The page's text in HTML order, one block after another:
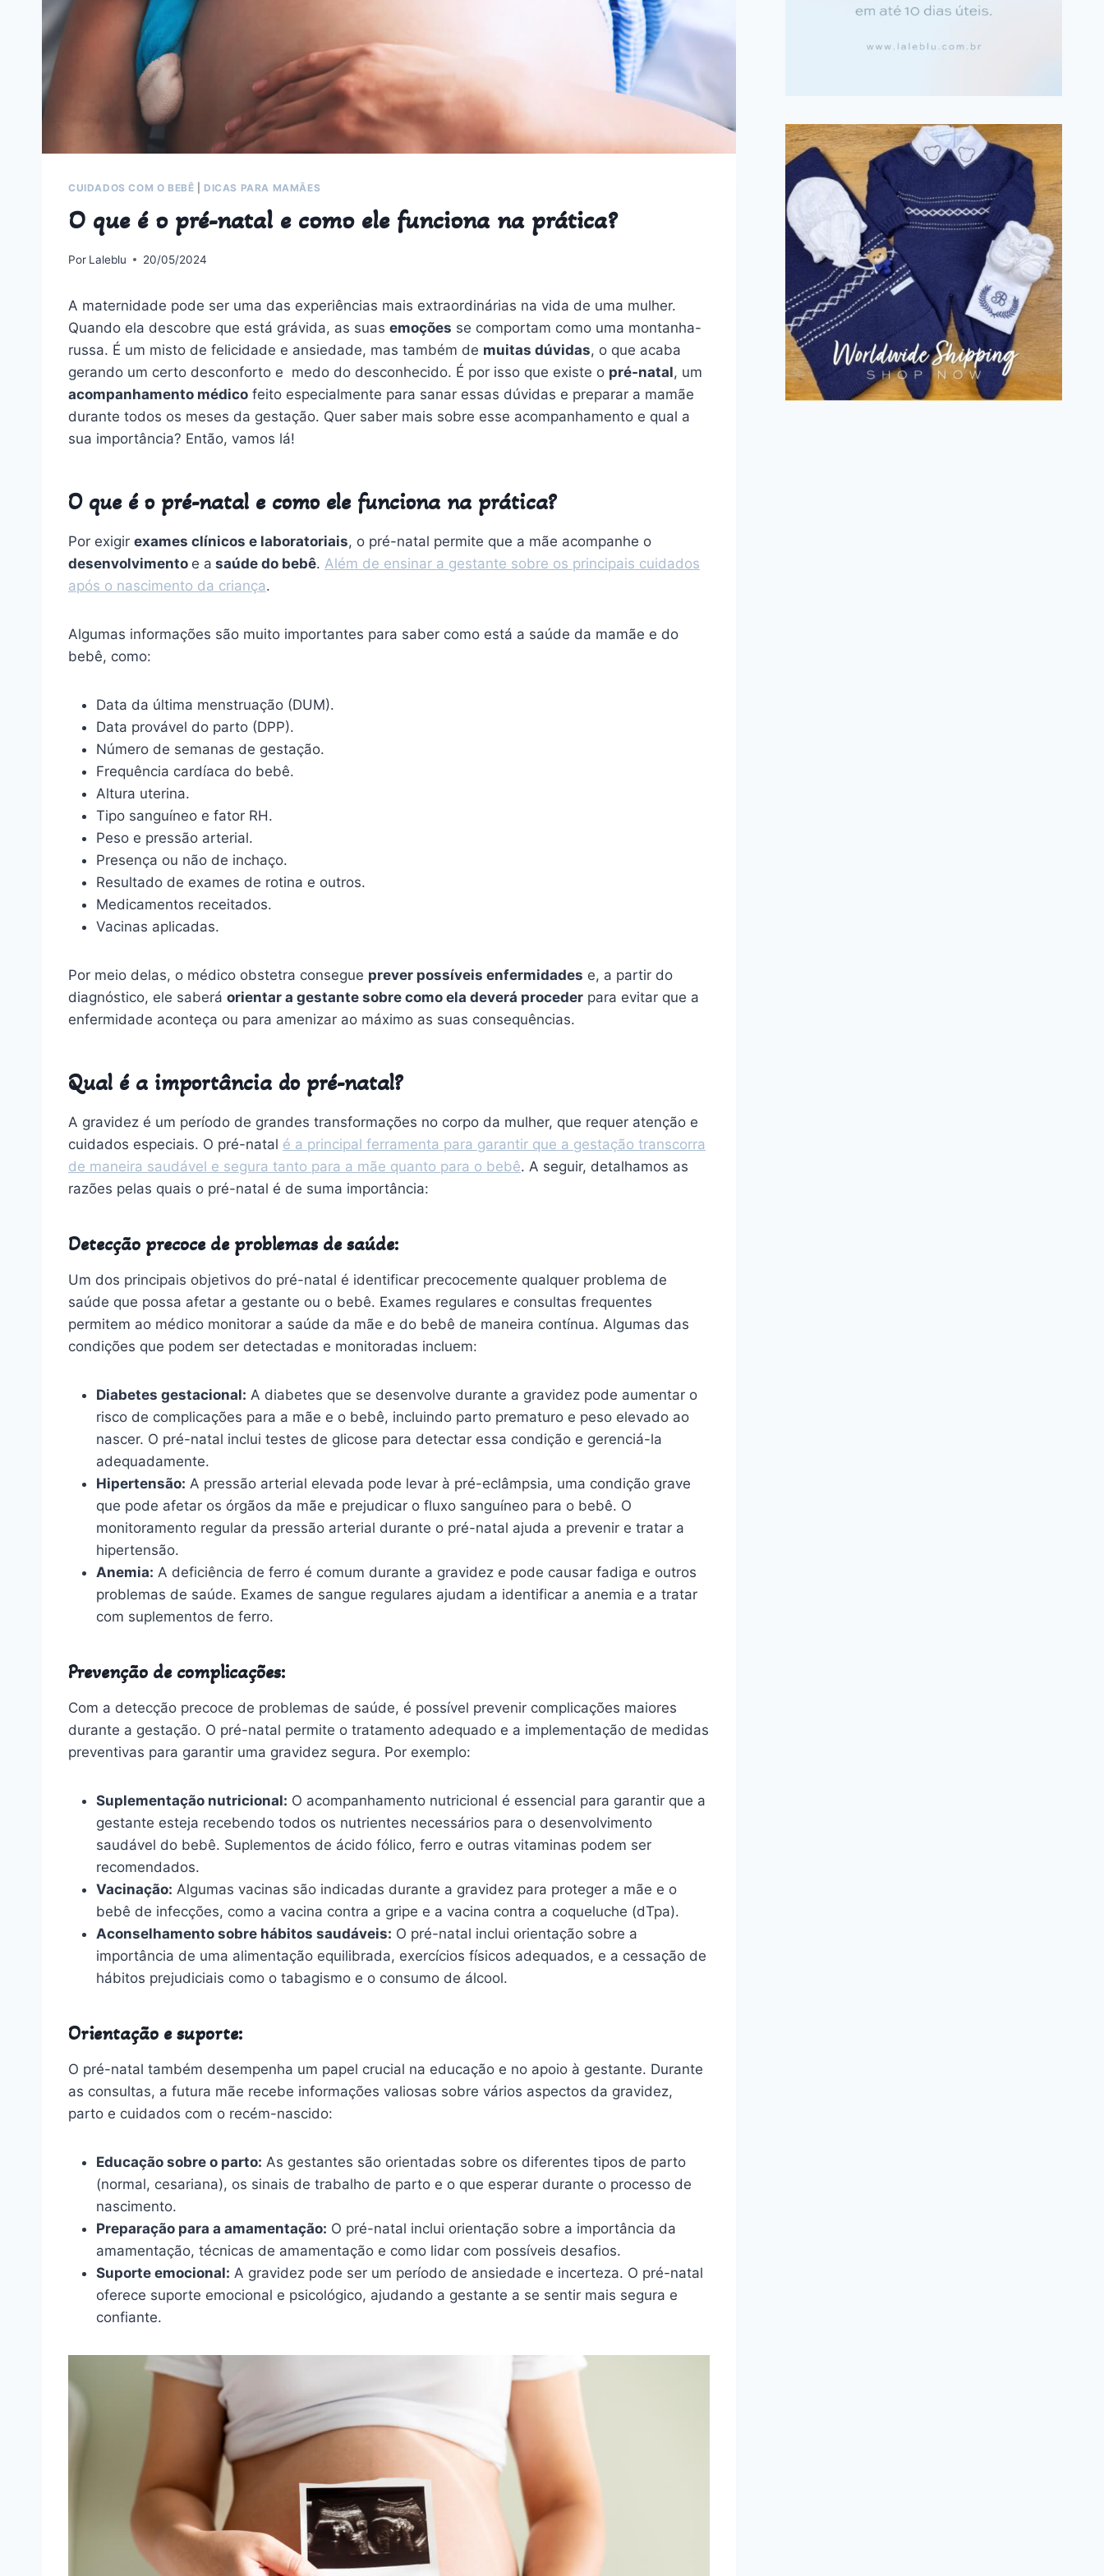
CUIDADOS COM O BEBÊ DICAS PARA MAMÃES
O que é o pré-natal e como ele funciona na prática?
Por Laleblu 20/05/2024
A maternidade pode ser uma das experiências mais extraordinárias na vida de uma mulher.
Quando ela descobre que está grávida, as suas emoções se comportam como uma montanha-
russa. É um misto de felicidade e ansiedade, mas também de muitas dúvidas, o que acaba
gerando um certo desconforto e medo do desconhecido. É por isso que existe o pré-natal, um
acompanhamento médico feito especialmente para sanar essas dúvidas e preparar a mamãe
durante todos os meses da gestação. Quer saber mais sobre esse acompanhamento e qual a
sua importância? Então, vamos lá!
O que é o pré-natal e como ele funciona na prática?
Por exigir exames clínicos e laboratoriais, o pré-natal permite que a mãe acompanhe o
desenvolvimento e a saúde do bebê. Além de ensinar a gestante sobre os principais cuidados
após o nascimento da criança.
Algumas informações são muito importantes para saber como está a saúde da mamãe e do
bebê, como:
Data da última menstruação (DUM).
Data provável do parto (DPP).
Número de semanas de gestação.
Frequência cardíaca do bebê.
Altura uterina.
Tipo sanguíneo e fator RH.
Peso e pressão arterial.
Presença ou não de inchaço.
Resultado de exames de rotina e outros.
Medicamentos receitados.
Vacinas aplicadas.
Por meio delas, o médico obstetra consegue prever possíveis enfermidades e, a partir do
diagnóstico, ele saberá orientar a gestante sobre como ela deverá proceder para evitar que a
enfermidade aconteça ou para amenizar ao máximo as suas consequências.
Qual é a importância do pré-natal?
A gravidez é um período de grandes transformações no corpo da mulher, que requer atenção e
cuidados especiais. O pré-natal é a principal ferramenta para garantir que a gestação transcorra
de maneira saudável e segura tanto para a mãe quanto para o bebê. A seguir, detalhamos as
razões pelas quais o pré-natal é de suma importância:
Detecção precoce de problemas de saúde:
Um dos principais objetivos do pré-natal é identificar precocemente qualquer problema de
saúde que possa afetar a gestante ou o bebê. Exames regulares e consultas frequentes
permitem ao médico monitorar a saúde da mãe e do bebê de maneira contínua. Algumas das
condições que podem ser detectadas e monitoradas incluem:
Diabetes gestacional: A diabetes que se desenvolve durante a gravidez pode aumentar o
risco de complicações para a mãe e o bebê, incluindo parto prematuro e peso elevado ao
nascer. O pré-natal inclui testes de glicose para detectar essa condição e gerenciá-la
adequadamente.
Hipertensão: A pressão arterial elevada pode levar à pré-eclâmpsia, uma condição grave
que pode afetar os órgãos da mãe e prejudicar o fluxo sanguíneo para o bebê. O
monitoramento regular da pressão arterial durante o pré-natal ajuda a prevenir e tratar a
hipertensão.
Anemia: A deficiência de ferro é comum durante a gravidez e pode causar fadiga e outros
problemas de saúde. Exames de sangue regulares ajudam a identificar a anemia e a tratar
com suplementos de ferro.
Prevenção de complicações:
Com a detecção precoce de problemas de saúde, é possível prevenir complicações maiores
durante a gestação. O pré-natal permite o tratamento adequado e a implementação de medidas
preventivas para garantir uma gravidez segura. Por exemplo:
Suplementação nutricional: O acompanhamento nutricional é essencial para garantir que a
gestante esteja recebendo todos os nutrientes necessários para o desenvolvimento
saudável do bebê. Suplementos de ácido fólico, ferro e outras vitaminas podem ser
recomendados.
Vacinação: Algumas vacinas são indicadas durante a gravidez para proteger a mãe e o
bebê de infecções, como a vacina contra a gripe e a vacina contra a coqueluche (dTpa).
Aconselhamento sobre hábitos saudáveis: O pré-natal inclui orientação sobre a
importância de uma alimentação equilibrada, exercícios físicos adequados, e a cessação de
hábitos prejudiciais como o tabagismo e o consumo de álcool.
Orientação e suporte:
O pré-natal também desempenha um papel crucial na educação e no apoio à gestante. Durante
as consultas, a futura mãe recebe informações valiosas sobre vários aspectos da gravidez,
parto e cuidados com o recém-nascido:
Educação sobre o parto: As gestantes são orientadas sobre os diferentes tipos de parto
(normal, cesariana), os sinais de trabalho de parto e o que esperar durante o processo de
nascimento.
Preparação para a amamentação: O pré-natal inclui orientação sobre a importância da
amamentação, técnicas de amamentação e como lidar com possíveis desafios.
Suporte emocional: A gravidez pode ser um período de ansiedade e incerteza. O pré-natal
oferece suporte emocional e psicológico, ajudando a gestante a se sentir mais segura e
confiante.